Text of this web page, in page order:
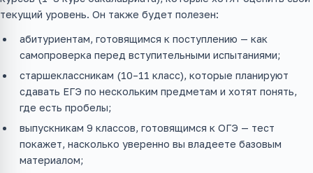
текущий уровень. Он также будет полезен:
абитуриентам, готовящимся к поступлению — как
самопроверка перед вступительными испытаниями;
старшеклассникам (10–11 класс), которые планируют
сдавать ЕГЭ по нескольким предметам и хотят понять,
где есть пробелы;
выпускникам 9 классов, готовящимся к ОГЭ — тест
покажет, насколько уверенно вы владеете базовым
материалом;